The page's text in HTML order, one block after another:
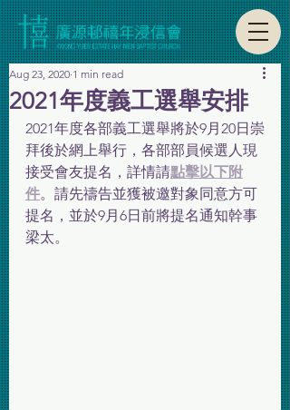
2021年度義工選舉安排
Aug 23, 2020 1 min read
2021年度各部義工選舉將於9月20日崇
拜後於網上舉行，各部部員候選人現
接受會友提名，詳情請點擊以下附
件。請先禱告並獲被邀對象同意方可
提名，並於9月6日前將提名通知幹事
梁太。